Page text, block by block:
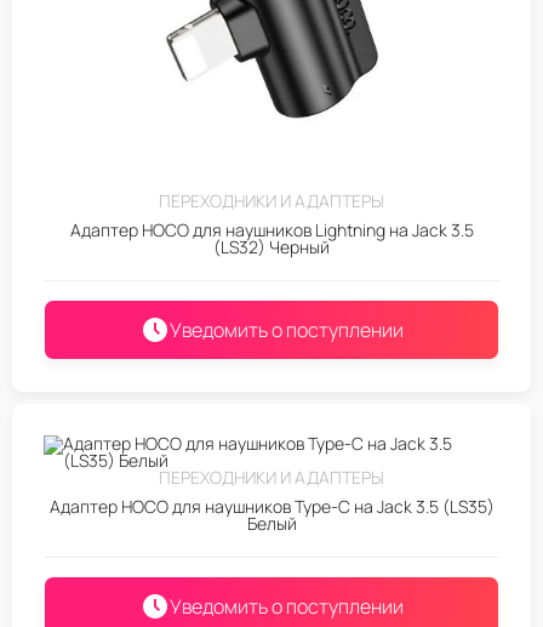
ПЕРЕХОДНИКИ И АДАПТЕРЫ
Адаптер HOCO для наушников Lightning на Jack 3.5
(LS32) Черный
Уведомить о поступлении
ПЕРЕХОДНИКИ И АДАПТЕРЫ
Адаптер HOCO для наушников Type-C на Jack 3.5 (LS35)
Белый
Уведомить о поступлении